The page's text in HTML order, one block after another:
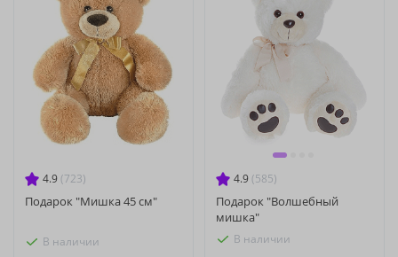
4.9 (723)
Подарок "Мишка 45 см"
В наличии
4.9 (585)
Подарок "Волшебный
мишка"
В наличии